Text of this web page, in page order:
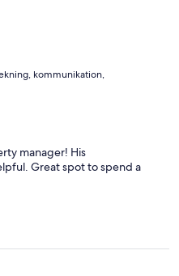
kommunikation,
manager! His
Great spot to spend a